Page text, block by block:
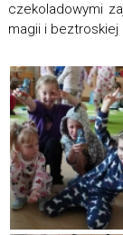
czekoladowymi
magii i beztroskiej